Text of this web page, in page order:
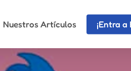
Nuestros Artículos ¡Entra a